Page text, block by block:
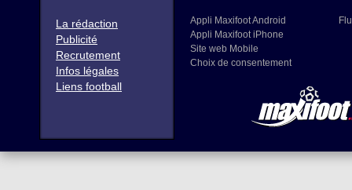
La rédaction
Publicité
Recrutement
Infos légales
Liens football
Appli Maxifoot Android
Appli Maxifoot iPhone
Site web Mobile
Choix de consentement